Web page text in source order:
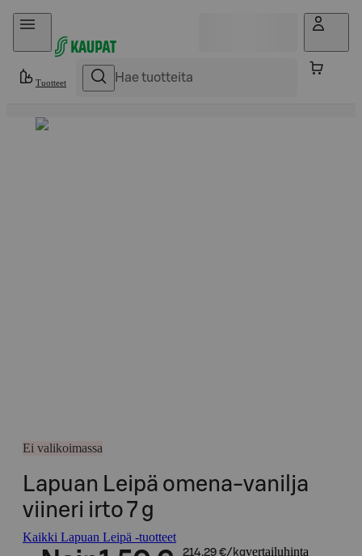
Hyppää sisältöön
Tuotteet
Ei valikoimassa
Lapuan Leipä omena-vanilja
viineri irto 7 g
Kaikki Lapuan Leipä -tuotteet
214,29 €/kgvertailuhinta